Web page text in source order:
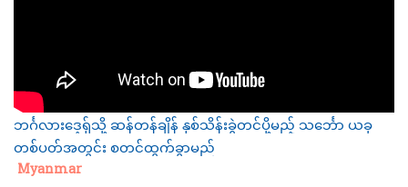
ဘင်္ဂလားဒေ့ရှ်သို့ ဆန်တန်ချိန် နှစ်သိန်းခွဲတင်ပို့မည့် သင်္ဘော ယခု
တစ်ပတ်အတွင်း စတင်ထွက်ခွာမည်
Category:
Myanmar